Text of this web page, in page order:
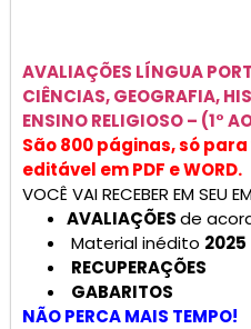
AVALIAÇÕES LÍNGUA
CIÊNCIAS, GEOGRAFIA,
ENSINO RELIGIOSO – (1°
São 800 páginas, só
editável em PDF e WORD.
VOCÊ VAI RECEBER EM SEU
AVALIAÇÕESde
Material inédito 2025
RECUPERAÇÕES
GABARITOS
NÃO PERCA MAIS TEMPO!